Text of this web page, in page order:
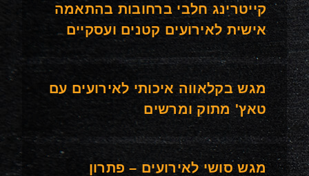
קייטרינג חלבי ברחובות בהתאמה
אישית לאירועים קטנים ועסקיים
מגש בקלאווה איכותי לאירועים עם
טאץ' מתוק ומרשים
מגש סושי לאירועים – פתרון